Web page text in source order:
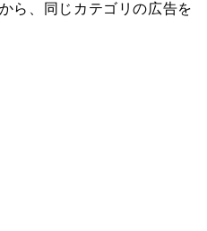
ら、同じカテゴリの広告を